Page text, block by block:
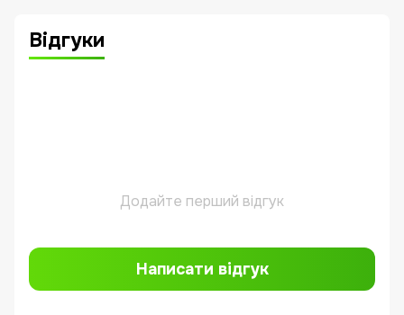
Відгуки
Додайте перший відгук
Написати відгук